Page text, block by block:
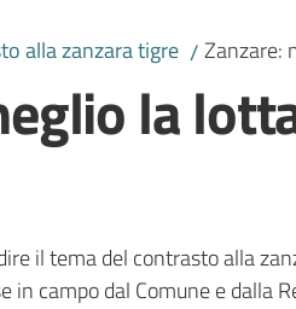
alla zanzara tigre /Zanzare:
la
il tema del contrasto alla
in campo dal Comune e dalla